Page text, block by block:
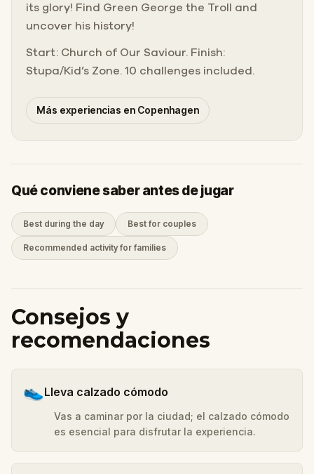
its glory! Find Green George the Troll and
uncover his history!
Start: Church of Our Saviour. Finish:
Stupa/Kid’s Zone. 10 challenges included.
Más experiencias en Copenhagen
Qué conviene saber antes de jugar
Best during the day Best for couples
Recommended activity for families
Consejos y
recomendaciones
👟Lleva calzado cómodo
Vas a caminar por la ciudad; el calzado cómodo
es esencial para disfrutar la experiencia.